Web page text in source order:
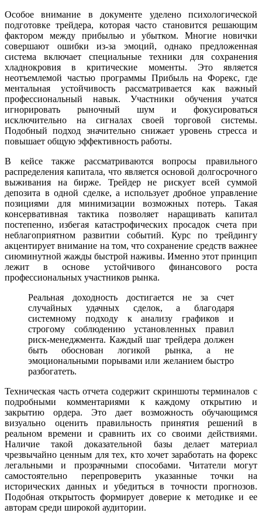
Особое внимание в документе уделено психологической
подготовке трейдера, которая часто становится решающим
фактором между прибылью и убытком. Многие новички
совершают ошибки из-за эмоций, однако предложенная
система включает специальные техники для сохранения
хладнокровия в критические моменты. Это является
неотъемлемой частью программы Прибыль на Форекс, где
ментальная устойчивость рассматривается как важный
профессиональный навык. Участники обучения учатся
игнорировать рыночный шум и фокусироваться
исключительно на сигналах своей торговой системы.
Подобный подход значительно снижает уровень стресса и
повышает общую эффективность работы.
В кейсе также рассматриваются вопросы правильного
распределения капитала, что является основой долгосрочного
выживания на бирже. Трейдер не рискует всей суммой
депозита в одной сделке, а использует дробное управление
позициями для минимизации возможных потерь. Такая
консервативная тактика позволяет наращивать капитал
постепенно, избегая катастрофических просадок счета при
неблагоприятном развитии событий. Курс по трейдингу
акцентирует внимание на том, что сохранение средств важнее
сиюминутной жажды быстрой наживы. Именно этот принцип
лежит в основе устойчивого финансового роста
профессиональных участников рынка.
Реальная доходность достигается не за счет
случайных удачных сделок, а благодаря
системному подходу к анализу графиков и
строгому соблюдению установленных правил
риск-менеджмента. Каждый шаг трейдера должен
быть обоснован логикой рынка, а не
эмоциональными порывами или желанием быстро
разбогатеть.
Техническая часть отчета содержит скриншоты терминалов с
подробными комментариями к каждому открытию и
закрытию ордера. Это дает возможность обучающимся
визуально оценить правильность принятия решений в
реальном времени и сравнить их со своими действиями.
Наличие такой доказательной базы делает материал
чрезвычайно ценным для тех, кто хочет заработать на форекс
легальными и прозрачными способами. Читатели могут
самостоятельно перепроверить указанные точки на
исторических данных и убедиться в точности прогнозов.
Подобная открытость формирует доверие к методике и ее
авторам среди широкой аудитории.